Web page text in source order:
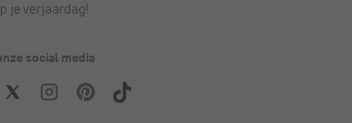
je verjaardag!
social media